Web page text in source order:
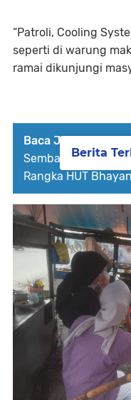
“Patroli, Cooling
seperti di warung
ramai dikunjungi
Baca Juga : Polres
Sembako untuk
Rangka HUT
Berita